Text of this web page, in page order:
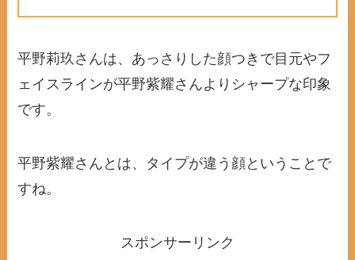
平野莉玖さんは、あっさりした顔つきで目元やフ
ェイスラインが平野紫耀さんよりシャープな印象
です。
平野紫耀さんとは、タイプが違う顔ということで
すね。
スポンサーリンク